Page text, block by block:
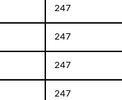
247
247
247
247